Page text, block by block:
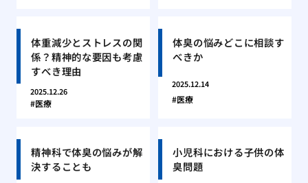
体重減少とストレスの関
係？精神的な要因も考慮
すべき理由
2025.12.26
医療
体臭の悩みどこに相談す
べきか
2025.12.14
医療
精神科で体臭の悩みが解
決することも
小児科における子供の体
臭問題